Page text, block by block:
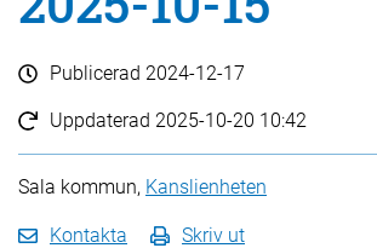
Publicerad 2024-12-17
Uppdaterad 2025-10-20 10:42
Sala kommun, Kanslienheten
Kontakta Skriv ut